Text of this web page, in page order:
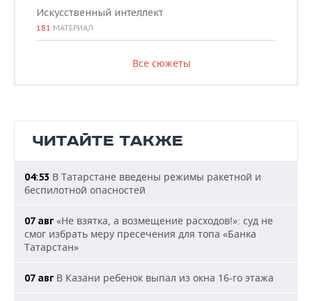
Искусственный интеллект
181 МАТЕРИАЛ
Все сюжеты
ЧИТАЙТЕ ТАКЖЕ
04:53 В Татарстане введены режимы ракетной и
беспилотной опасностей
07 авг «Не взятка, а возмещение расходов!»: суд не
смог избрать меру пресечения для топа «Банка
Татарстан»
07 авг В Казани ребенок выпал из окна 16-го этажа